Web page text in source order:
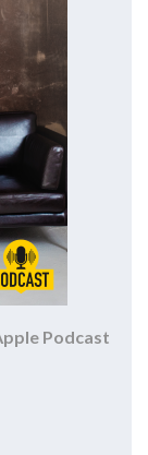
Podcast